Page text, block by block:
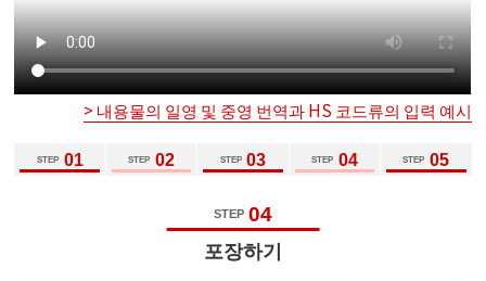
> 내용물의 일영 및 중영 번역과 HS 코드류의 입력 예시
STEP 01 STEP 02 STEP 03 STEP 04 STEP 05
STEP 04
포장하기